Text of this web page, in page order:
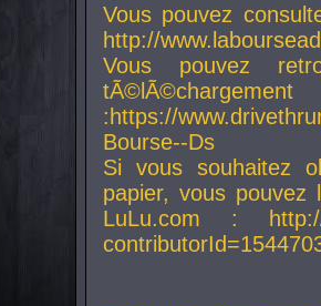
Vous pouvez
http://
Vous pouvez
:https://
Bourse--Ds
Si vous souhaitez
papier, vous
LuLu.com : http://